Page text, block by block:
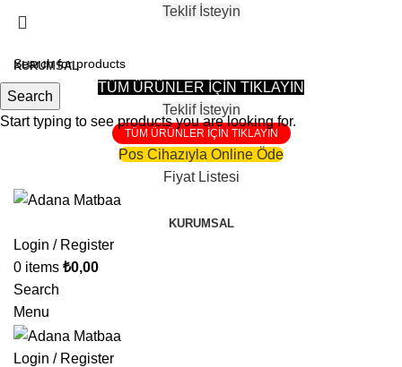
Teklif İsteyin
81 Şehire Teslimat Vardır
KURUMSAL
TÜM ÜRÜNLER İÇİN TIKLAYIN
Teklif İsteyin
TÜM ÜRÜNLER İÇİN TIKLAYIN
Pos Cihazıyla Online Öde
Fiyat Listesi
KURUMSAL
Login / Register
0 items ₺0,00
Search
Menu
Login / Register
Search
Start typing to see products you are looking for.